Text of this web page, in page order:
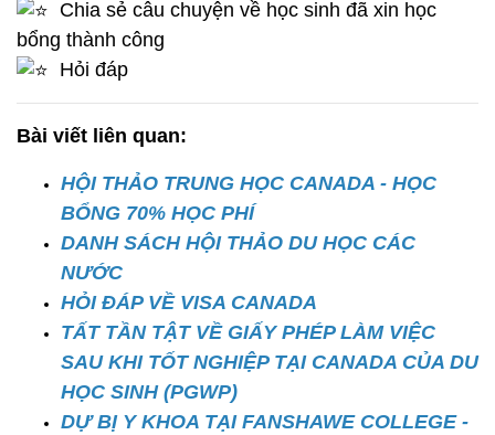
Chia sẻ câu chuyện về học sinh đã xin học
bổng thành công
Hỏi đáp
Bài viết liên quan:
HỘI THẢO TRUNG HỌC CANADA - HỌC
BỔNG 70% HỌC PHÍ
DANH SÁCH HỘI THẢO DU HỌC CÁC
NƯỚC
HỎI ĐÁP VỀ VISA CANADA
TẤT TẦN TẬT VỀ GIẤY PHÉP LÀM VIỆC
SAU KHI TỐT NGHIỆP TẠI CANADA CỦA DU
HỌC SINH (PGWP)
DỰ BỊ Y KHOA TẠI FANSHAWE COLLEGE -